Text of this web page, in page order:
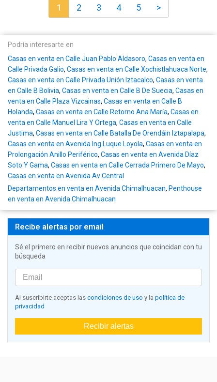
1 2 3 4 5 >
Podría interesarte en
Casas en venta en Calle Juan Pablo Aldasoro, Casas en venta en
Calle Privada Galio, Casas en venta en Calle Xochistlahuaca Norte,
Casas en venta en Calle Privada Unión Iztacalco, Casas en venta
en Calle B Bolivia, Casas en venta en Calle B De Suecia, Casas en
venta en Calle Plaza Vizcainas, Casas en venta en Calle B
Holanda, Casas en venta en Calle Retorno Ana María, Casas en
venta en Calle Manuel Lira Y Ortega, Casas en venta en Calle
Justima, Casas en venta en Calle Batalla De Orendáin Iztapalapa,
Casas en venta en Avenida Ing Luque Loyola, Casas en venta en
Prolongación Anillo Periférico, Casas en venta en Avenida Díaz
Soto Y Gama, Casas en venta en Calle Cerrada Primero De Mayo,
Casas en venta en Avenida Av Central
Departamentos en venta en Avenida Chimalhuacan, Penthouse
en venta en Avenida Chimalhuacan
Recibe alertas por email
Sé el primero en recibir nuevos anuncios que coincidan con tu
búsqueda
Al suscribirte aceptas las condiciones de uso y la política de
privacidad
Recibir alertas